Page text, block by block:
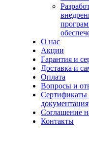
О нас
Акции
Гарантия и
Доставка и
Оплата
Вопросы и
Сертификаты
документация
Соглашение
Контакты